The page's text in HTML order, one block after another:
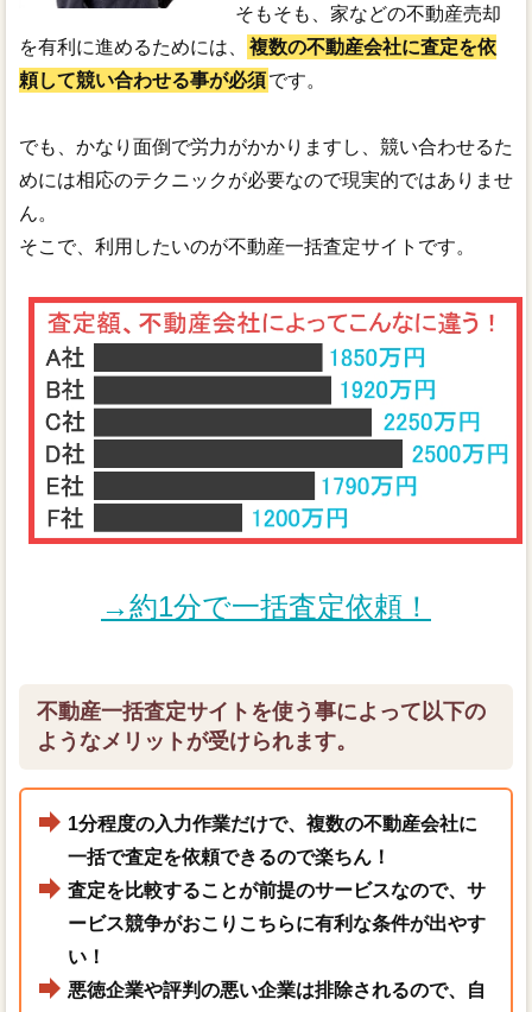
そもそも、家などの不動産売却
を有利に進めるためには、
複数の不動産会社に査定を依
頼して競い合わせる事が必須です。
でも、かなり面倒で労力がかかりますし、競い合わせるた
めには相応のテクニックが必要なので現実的ではありませ
ん。
そこで、利用したいのが不動産一括査定サイトです。
→約1分で一括査定依頼！
不動産一括査定サイトを使う事によって以下の
ようなメリットが受けられます。
1分程度の入力作業だけで、複数の不動産会社に
一括で査定を依頼できるので楽ちん！
査定を比較することが前提のサービスなので、サ
ービス競争がおこりこちらに有利な条件が出やす
い！
悪徳企業や評判の悪い企業は排除されるので、自